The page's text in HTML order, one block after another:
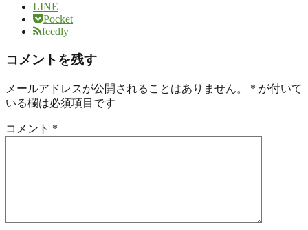
LINE
Pocket
feedly
コメントを残す
メールアドレスが公開されることはありません。 * が付いて
いる欄は必須項目です
コメント *